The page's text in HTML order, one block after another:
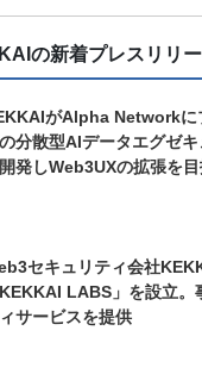
の新着プレスリリ
がAlpha Networkに
分散型AIデータエグゼ
発しWeb3UXの拡張を
セキュリティ会社
KEKKAI LABS」を設立。
サービスを提供